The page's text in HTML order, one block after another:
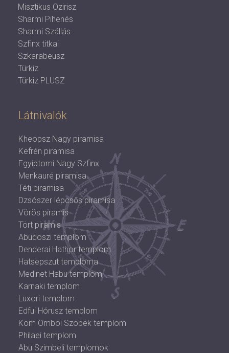
Misztikus Ozirisz
Sharmi Pihenés
Sharmi Szállás
Szfinx titkai
Szkarabeusz
Türkiz
Türkiz PLUSZ
Látnivalók
Kheopsz Nagy piramisa
Kefrén piramisa
Egyiptomi Nagy Szfinx
Menkauré piramisa
Téti piramisa
Dzsószer lépcsős piramisa
Vörös piramis
Tört piramis
Abüdoszi templom
Denderai Hathor templom
Hatsepszut temploma
Medinet Habu templom
Karnaki templom
Luxori templom
Edfui Hórusz templom
Kom Omboi Szobek templom
Philaei templom
Abu Szimbeli templomok